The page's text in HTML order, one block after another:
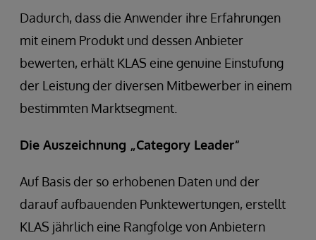
Dadurch, dass die Anwender ihre Erfahrungen
mit einem Produkt und dessen Anbieter
bewerten, erhält KLAS eine genuine Einstufung
der Leistung der diversen Mitbewerber in einem
bestimmten Marktsegment.
Die Auszeichnung „Category Leader“
Auf Basis der so erhobenen Daten und der
darauf aufbauenden Punktewertungen, erstellt
KLAS jährlich eine Rangfolge von Anbietern